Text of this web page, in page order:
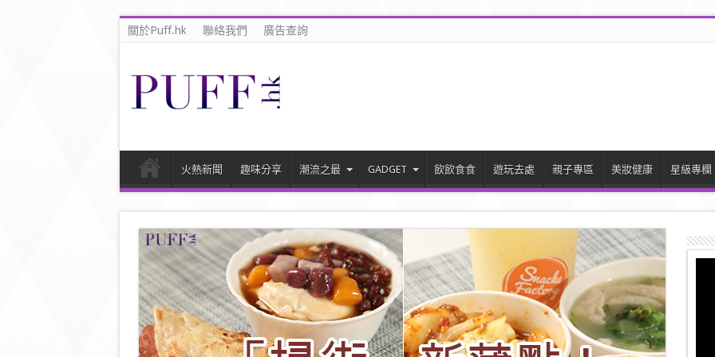
關於Puff.hk 聯絡我們 廣告查詢
火熱新聞 趣味分享 潮流之最 GADGET 飲飲食食 遊玩去處 親子專區 美妝健康 星級專欄